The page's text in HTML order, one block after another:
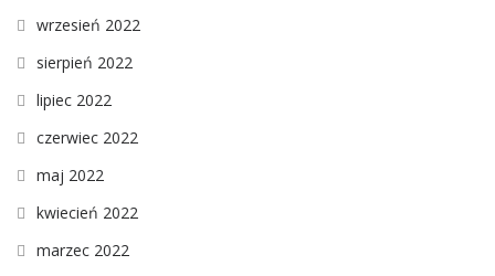
wrzesień 2022
sierpień 2022
lipiec 2022
czerwiec 2022
maj 2022
kwiecień 2022
marzec 2022